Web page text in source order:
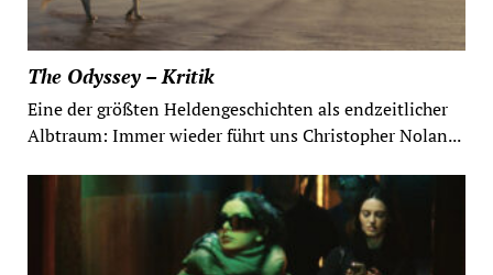
The Odyssey – Kritik
Eine der größten Heldengeschichten als endzeitlicher
Albtraum: Immer wieder führt uns Christopher Nolan...